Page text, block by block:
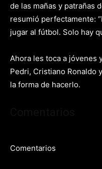
de las mañas y patrañas
resumió perfectamente:
jugar al fútbol. Solo hay
Ahora les toca a jóvenes
Pedri, Cristiano Ronaldo
la forma de hacerlo.​​​​​​​​​​​​​​​​​​​​​​​​​​​​​​​​​​​​​​​​​​​​​​​​​​
Comentarios